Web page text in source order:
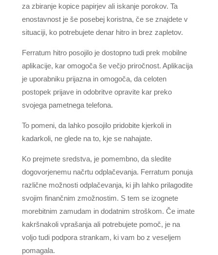
za zbiranje kopice papirjev ali iskanje porokov. Ta
enostavnost je še posebej koristna, če se znajdete v
situaciji, ko potrebujete denar hitro in brez zapletov.
Ferratum hitro posojilo je dostopno tudi prek mobilne
aplikacije, kar omogoča še večjo priročnost. Aplikacija
je uporabniku prijazna in omogoča, da celoten
postopek prijave in odobritve opravite kar preko
svojega pametnega telefona.
To pomeni, da lahko posojilo pridobite kjerkoli in
kadarkoli, ne glede na to, kje se nahajate.
Ko prejmete sredstva, je pomembno, da sledite
dogovorjenemu načrtu odplačevanja. Ferratum ponuja
različne možnosti odplačevanja, ki jih lahko prilagodite
svojim finančnim zmožnostim. S tem se izognete
morebitnim zamudam in dodatnim stroškom. Če imate
kakršnakoli vprašanja ali potrebujete pomoč, je na
voljo tudi podpora strankam, ki vam bo z veseljem
pomagala.